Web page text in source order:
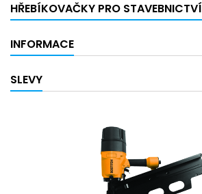
HŘEBÍKOVAČKY PRO STAVEBNICTVÍ
INFORMACE
SLEVY